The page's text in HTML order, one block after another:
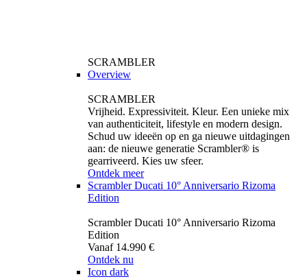
SCRAMBLER
Overview
SCRAMBLER
Vrijheid. Expressiviteit. Kleur. Een unieke mix
van authenticiteit, lifestyle en modern design.
Schud uw ideeën op en ga nieuwe uitdagingen
aan: de nieuwe generatie Scrambler® is
gearriveerd. Kies uw sfeer.
Ontdek meer
Scrambler Ducati 10° Anniversario Rizoma
Edition
Scrambler Ducati 10° Anniversario Rizoma
Edition
Vanaf 14.990 €
Ontdek nu
Icon dark